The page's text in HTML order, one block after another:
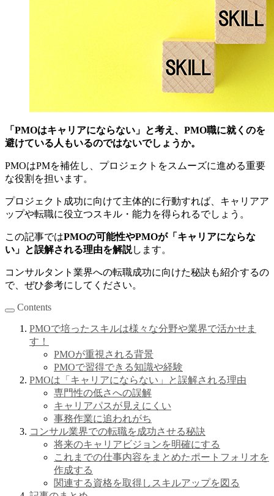
「PMOはキャリアにならない」と考え、PMO職に就くのを
避けている人もいるのではないでしょうか。
PMOはPMを補佐し、プロジェクトをスムーズに進める重要
な役割を担います。
プロジェクト成功に向けて主体的に行動すれば、キャリアア
ップや転職に役立つスキル・能力を得られるでしょう。
この記事ではPMOの可能性やPMOが「キャリアにならな
い」と誤解される理由を解説します。
コンサルタント業界への転職成功に向けた秘訣も紹介するの
で、ぜひ参考にしてください。
Contents
PMOで培ったスキルは様々な分野や業界で活かせま
す！
PMOが重視される背景
PMOで習得できる知識や経験
PMOは「キャリアにならない」と誤解される理由
専門性の低さへの誤解
キャリアパスが見えにくい
事務作業に追われがち
コンサル業界での転職を成功させる秘訣
将来のキャリアビジョンを明確にする
これまでの仕事内容をまとめたポートフォリオを
作成する
関連する資格を取得しスキルアップを図る